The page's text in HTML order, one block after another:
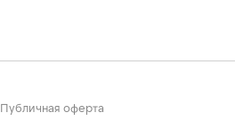
Публичная оферта